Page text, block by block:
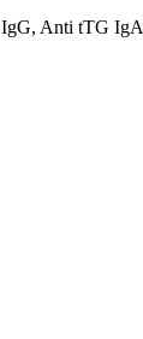
Anti tTG IgA